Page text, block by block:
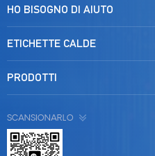
HO BISOGNO DI AIUTO
ETICHETTE CALDE
PRODOTTI
SCANSIONARLO